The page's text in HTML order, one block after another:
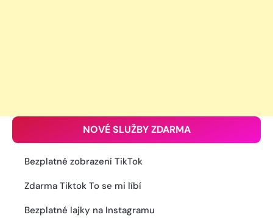
NOVÉ SLUŽBY ZDARMA
Bezplatné zobrazení TikTok
Zdarma Tiktok To se mi líbí
Bezplatné lajky na Instagramu